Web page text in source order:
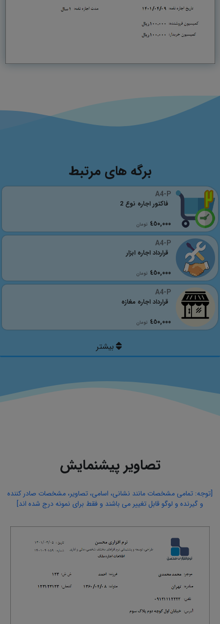
برگه های مرتبط
A4-P
٤٥٠,٠٠٠ تومان
فاکتور اجاره نوع 2
A4-P
٤٥٠,٠٠٠ تومان
قرارداد اجاره ابزار
A4-P
٤٥٠,٠٠٠ تومان
قرارداد اجاره مغازه
تصاویر پیشنمایش
[توجه: تمامی مشخصات مانند نشانی، اسامی، تصاویر، مشخصات صادر کننده
و گیرنده و لوگو قابل تغییر می باشند و فقط برای نمونه درج شده اند]